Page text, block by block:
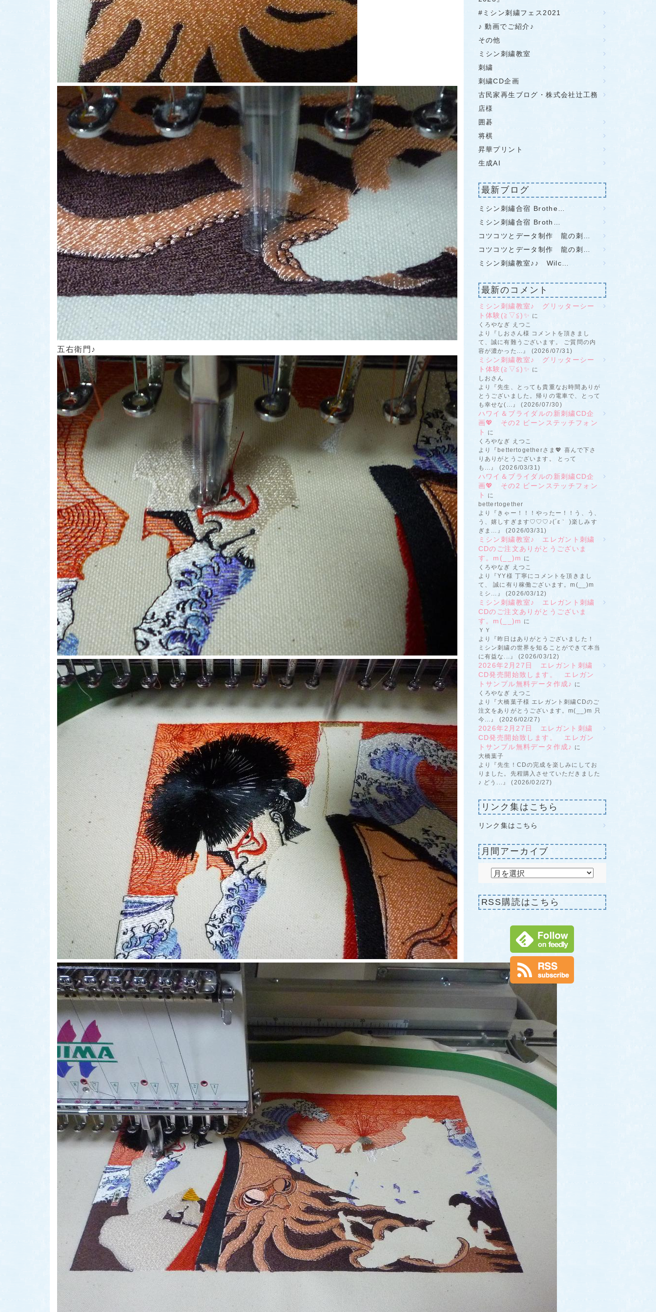
五右衛門♪
#ミシン刺繍フェス2021
♪ 動画でご紹介♪
その他
ミシン刺繍教室
刺繍
刺繍CD企画
古民家再生ブログ・株式会社辻工務
店様
囲碁
将棋
昇華プリント
生成AI
最新ブログ
ミシン刺繡合宿 Brothe…
ミシン刺繡合宿 Broth…
コツコツとデータ制作 龍の刺…
コツコツとデータ制作 龍の刺…
ミシン刺繍教室♪♪ Wilc…
最新のコメント
ミシン刺繍教室♪ グリッターシー
ト体験(≧▽≦)✨ に
くろやなぎ えつこ
より『しおさん様 コメントを頂きまし
て、誠に有難うございます。 ご質問の内
容が濃かった...』 (2026/07/31)
ミシン刺繍教室♪ グリッターシー
ト体験(≧▽≦)✨ に
しおさん
より『先生、とっても貴重なお時間ありが
とうございました。帰りの電車で、とって
も幸せな(...』 (2026/07/30)
ハワイ＆ブライダルの新刺繍CD企
画💖 その2 ビーンステッチフォン
ト
に
くろやなぎ えつこ
より『bettertogetherさま💖 喜んで下さ
りありがとうございます。 とって
も...』 (2026/03/31)
ハワイ＆ブライダルの新刺繍CD企
画💖 その2 ビーンステッチフォン
ト
に
bettertogether
より『きゃー！！！やったー！！う、う、
う、嬉しすぎます♡♡♡♪(´ε｀ )楽しみす
ぎま...』 (2026/03/31)
ミシン刺繍教室♪ エレガント刺繍
CDのご注文ありがとうございま
す。m(__)m に
くろやなぎ えつこ
より『YY様 丁寧にコメントを頂きまし
て、 誠に有り稼働ございます。m(__)m
ミシ...』 (2026/03/12)
ミシン刺繍教室♪ エレガント刺繍
CDのご注文ありがとうございま
す。m(__)m に
ＹＹ
より『昨日はありがとうございました！
ミシン刺繍の世界を知ることができて本当
に有益な...』 (2026/03/12)
2026年2月27日 エレガント刺繍
CD発売開始致します。 エレガン
トサンプル無料データ作成♪ に
くろやなぎ えつこ
より『大橋葉子様 エレガント刺繍CDのご
注文をありがとうございます。m(__)m 只
今...』 (2026/02/27)
2026年2月27日 エレガント刺繍
CD発売開始致します。 エレガン
トサンプル無料データ作成♪ に
大橋葉子
より『先生！CDの完成を楽しみにしてお
りました。先程購入させていただきました
♪ どう...』 (2026/02/27)
リンク集はこちら
リンク集はこちら
月間アーカイブ
RSS購読はこちら